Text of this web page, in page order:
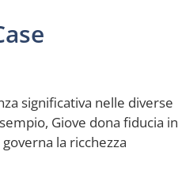
significativa nelle diverse
Giove dona fiducia in
la ricchezza